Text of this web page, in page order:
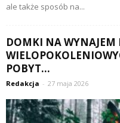
ale także sposób na...
DOMKI NA
POBYT...
Redakcja - 27 maja 2026